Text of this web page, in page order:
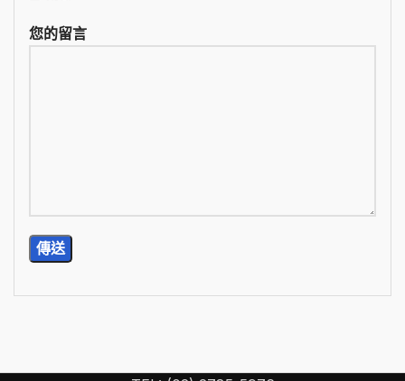
您的留言